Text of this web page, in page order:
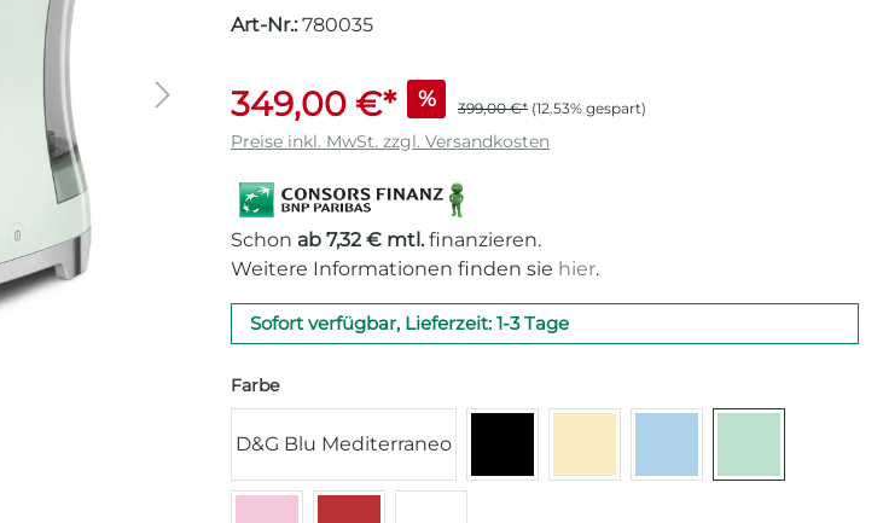
Art-Nr.: 780035
349,00 €* % 399,00 €* (12.53% gespart)
Preise inkl. MwSt. zzgl. Versandkosten
Schon ab 7,32 € mtl. finanzieren.
Weitere Informationen finden sie hier.
Sofort verfügbar, Lieferzeit: 1-3 Tage
Farbeauswählen
D&G Blu Mediterraneo